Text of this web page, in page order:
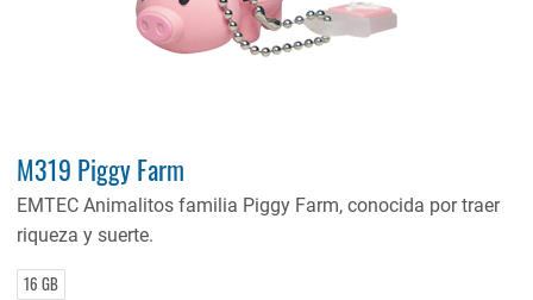
M319 Piggy Farm
EMTEC Animalitos familia Piggy Farm, conocida por traer
riqueza y suerte.
16 GB